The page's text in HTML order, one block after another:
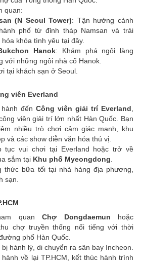
quan:
(N Seoul Tower): Tận hưởng cảnh
phố từ đỉnh tháp Namsan và trải
hóa khóa tình yêu tại đây.
Hanok: Khám phá ngôi làng
với những ngôi nhà cổ Hanok.
tại khách sạn ở Seoul.
viên Everland
đến Công viên giải trí Everland,
viên giải trí lớn nhất Hàn Quốc. Bạn
nhiều trò chơi cảm giác mạnh, khu
và các show diễn văn hóa thú vị.
tục vui chơi tại Everland hoặc trở về
sắm tại Khu phố Myeongdong.
thức bữa tối tại nhà hàng địa phương,
sạn.
quan Chợ Dongdaemun hoặc
chợ truyền thống nổi tiếng với thời
phố Hàn Quốc.
bị hành lý, di chuyển ra sân bay Incheon.
hành về lại TP.HCM, kết thúc hành trình